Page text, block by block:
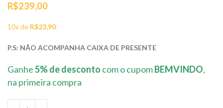
R$239,00
10x de R$23,90
P.S: NÃO ACOMPANHA CAIXA DE PRESENTE
Ganhe5% de desconto com o cupomBEMVINDO,
na primeira compra